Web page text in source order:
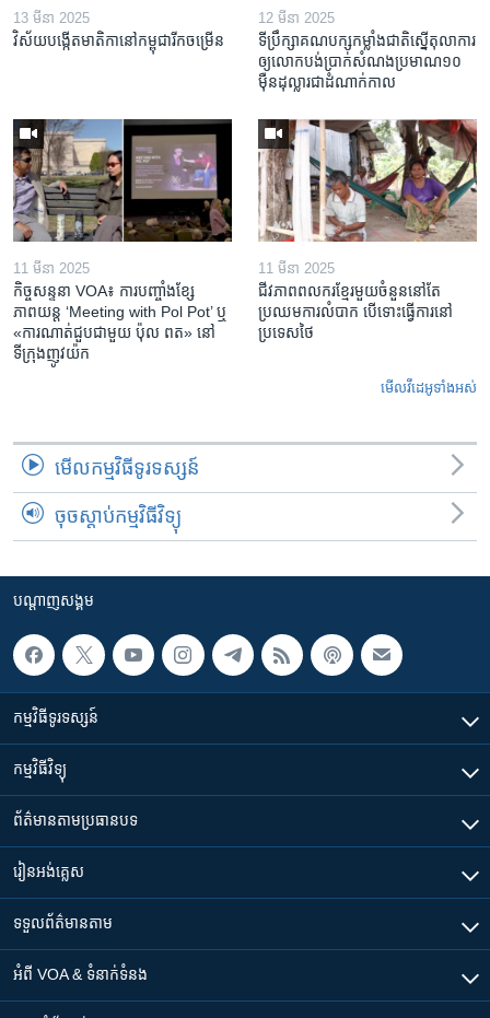
13 មីនា 2025
វិស័យ​បង្កើត​មាតិកា​នៅ​កម្ពុជា​រីក​ចម្រើន
12 មីនា 2025
ទីប្រឹក្សា​គណបក្ស​កម្លាំង​ជាតិ​ស្នើ​តុលាការ​
ឲ្យ​លោក​បង់ប្រាក់​សំណង​ប្រមាណ​១០​
ម៉ឺន​ដុល្លារ​ជា​ដំណាក់កាល
11 មីនា 2025
កិច្ចសន្ទនា VOA៖ ការ​បញ្ចាំង​ខ្សែ
ភាពយន្ត ‘Meeting with Pol Pot’ ឬ
«ការណាត់ជួប​ជាមួយ​ ប៉ុល ពត» នៅ
ទីក្រុងញូវយ៉ក​
11 មីនា 2025
ជីវភាពពលករខ្មែរមួយចំនួននៅតែ
ប្រឈមការលំបាក បើទោះធ្វើការនៅ
ប្រទេសថៃ
មើល​វីដេអូ​ទាំង​អស់
មើល​កម្មវិធី​ទូរទស្សន៍
ចុចស្តាប់កម្មវិធីវិទ្យុ
បណ្តាញ​សង្គម
កម្មវិធី​ទូរទស្សន៍
កម្មវិធី​វិទ្យុ
ព័ត៌មាន​តាមប្រធានបទ​
រៀន​​អង់គ្លេស
ទទួល​ព័ត៌មាន​តាម
អំពី​ VOA & ទំនាក់ទំនង